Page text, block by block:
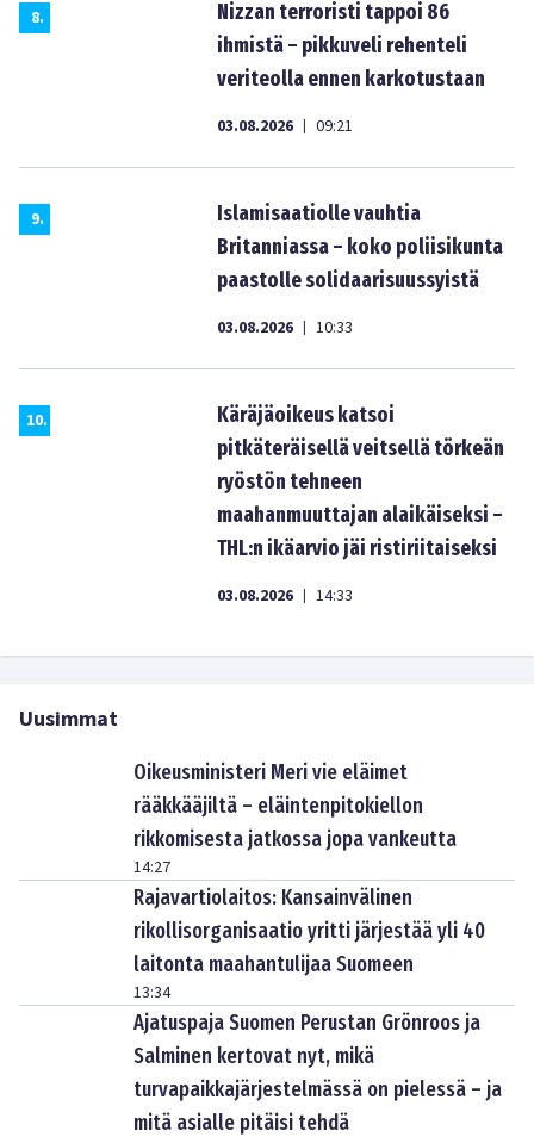
8.
Nizzan terroristi tappoi 86
ihmistä – pikkuveli rehenteli
veriteolla ennen karkotustaan
03.08.2026 | 09:21
9.
Islamisaatiolle vauhtia
Britanniassa – koko poliisikunta
paastolle solidaarisuussyistä
03.08.2026 | 10:33
10.
Käräjäoikeus katsoi
pitkäteräisellä veitsellä törkeän
ryöstön tehneen
maahanmuuttajan alaikäiseksi –
THL:n ikäarvio jäi ristiriitaiseksi
03.08.2026 | 14:33
Uusimmat
Oikeusministeri Meri vie eläimet
rääkkääjiltä – eläintenpitokiellon
rikkomisesta jatkossa jopa vankeutta
14:27
Rajavartiolaitos: Kansainvälinen
rikollisorganisaatio yritti järjestää yli 40
laitonta maahantulijaa Suomeen
13:34
Ajatuspaja Suomen Perustan Grönroos ja
Salminen kertovat nyt, mikä
turvapaikkajärjestelmässä on pielessä – ja
mitä asialle pitäisi tehdä